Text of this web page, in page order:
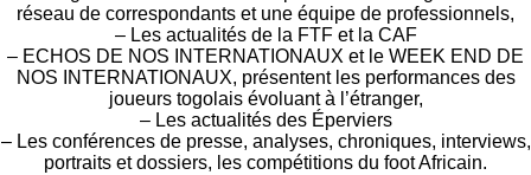
réseau de correspondants et une équipe de professionnels,
– Les actualités de la FTF et la CAF
– ECHOS DE NOS INTERNATIONAUX et le WEEK END DE
NOS INTERNATIONAUX, présentent les performances des
joueurs togolais évoluant à l’étranger,
– Les actualités des Éperviers
– Les conférences de presse, analyses, chroniques, interviews,
portraits et dossiers, les compétitions du foot Africain.